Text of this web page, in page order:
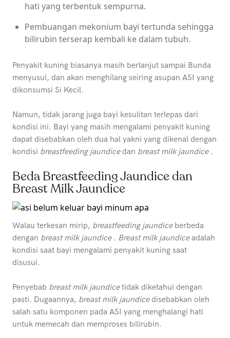
hati yang terbentuk sempurna.
Pembuangan mekonium bayi tertunda sehingga
bilirubin terserap kembali ke dalam tubuh.
Penyakit kuning biasanya masih berlanjut sampai Bunda
menyusui, dan akan menghilang seiring asupan ASI yang
dikonsumsi Si Kecil.
Namun, tidak jarang juga bayi kesulitan terlepas dari
kondisi ini. Bayi yang masih mengalami penyakit kuning
dapat disebabkan oleh dua hal yakni yang dikenal dengan
kondisi breastfeeding jaundicedan breast milk jaundice .
Beda Breastfeeding Jaundice dan
Breast Milk Jaundice
Walau terkesan mirip, breastfeeding jaundice berbeda
dengan breast milk jaundice . Breast milk jaundiceadalah
kondisi saat bayi mengalami penyakit kuning saat
disusui.
Penyebab breast milk jaundicetidak diketahui dengan
pasti. Dugaannya, breast milk jaundicedisebabkan oleh
salah satu komponen pada ASI yang menghalangi hati
untuk memecah dan memproses bilirubin.